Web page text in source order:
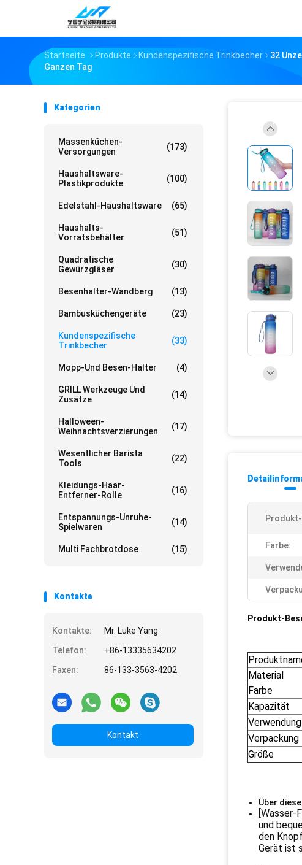
Startseite Produkte Kundenspezifische Trinkbecher
32
Ganzen Tag
Kategorien
Massenküchen-
Versorgungen
(173)
Haushaltsware-
Plastikprodukte
(100)
Edelstahl-Haushaltsware (65)
Haushalts-
Vorratsbehälter
(51)
Quadratische
Gewürzgläser
(30)
Besenhalter-Wandberg (13)
Bambusküchengeräte (23)
Kundenspezifische
Trinkbecher
(33)
Mopp-Und Besen-Halter (4)
GRILL Werkzeuge Und
Zusätze
(14)
Halloween-
Weihnachtsverzierungen
(17)
Wesentlicher Barista
Tools
(22)
Kleidungs-Haar-
Entferner-Rolle
(16)
Entspannungs-Unruhe-
Spielwaren
(14)
Multi Fachbrotdose (15)
Kontakte
Kontakte:
Mr. Luke Yang
Telefon:
+86-13335634202
Faxen:
86-133-3563-4202
Kontakt
Farbe:
Produkt-
Material
Farbe
Kapazität
Verwendung
Verpackung
Größe
Über
[Wasser-
und
den
Gerät ist